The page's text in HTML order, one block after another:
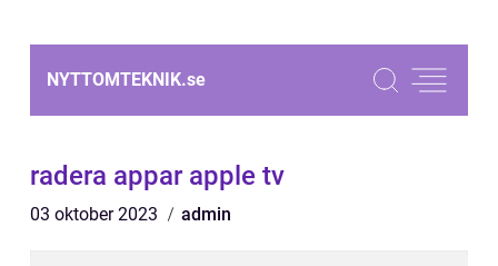
NYTTOMTEKNIK.se
radera appar apple tv
03 oktober 2023 admin